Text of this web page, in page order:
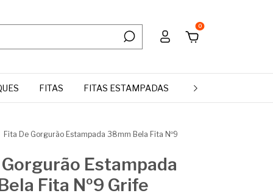
0
FITAS FITAS ESTAMPADAS MANTA DE
Fita De Gorgurão Estampada 38mm Bela Fita Nº9
Estampada
Fita Nº9 Grife